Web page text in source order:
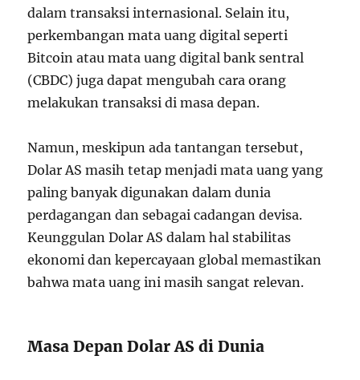
dalam transaksi internasional. Selain itu,
perkembangan mata uang digital seperti
Bitcoin atau mata uang digital bank sentral
(CBDC) juga dapat mengubah cara orang
melakukan transaksi di masa depan.
Namun, meskipun ada tantangan tersebut,
Dolar AS masih tetap menjadi mata uang yang
paling banyak digunakan dalam dunia
perdagangan dan sebagai cadangan devisa.
Keunggulan Dolar AS dalam hal stabilitas
ekonomi dan kepercayaan global memastikan
bahwa mata uang ini masih sangat relevan.
Masa Depan Dolar AS di Dunia